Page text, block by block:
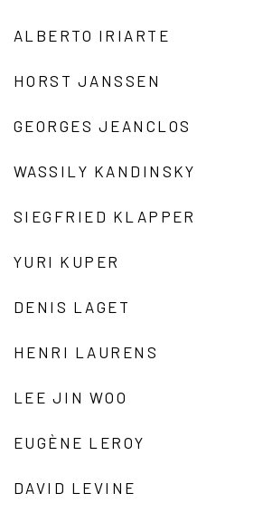
ALBERTO IRIARTE
HORST JANSSEN
GEORGES JEANCLOS
WASSILY KANDINSKY
SIEGFRIED KLAPPER
YURI KUPER
DENIS LAGET
HENRI LAURENS
LEE JIN WOO
EUGÈNE LEROY
DAVID LEVINE